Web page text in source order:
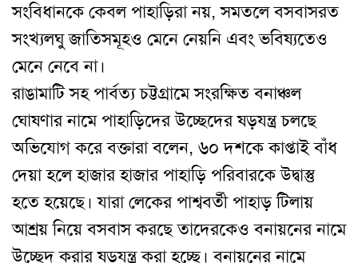
সংবিধানকে কেবল পাহাড়িরা নয়, সমতলে বসবাসরত
সংখ্যলঘু জাতিসমূহও মেনে নেয়নি এবং ভবিষ্যতেও
মেনে নেবে না।
রাঙামাটি সহ পার্বত্য চট্টগ্রামে সংরক্ষিত বনাঞ্চল
ঘোষণার নামে পাহাড়িদের উচ্ছেদের ষড়যন্ত্র চলছে
অভিযোগ করে বক্তারা বলেন, ৬০ দশকে কাপ্তাই বাঁধ
দেয়া হলে হাজার হাজার পাহাড়ি পরিবারকে উদ্বাস্তু
হতে হয়েছে। যারা লেকের পাশ্ববর্তী পাহাড় টিলায়
আশ্রয় নিয়ে বসবাস করছে তাদেরকেও বনায়নের নামে
উচ্ছেদ করার ষড়যন্ত্র করা হচ্ছে। বনায়নের নামে